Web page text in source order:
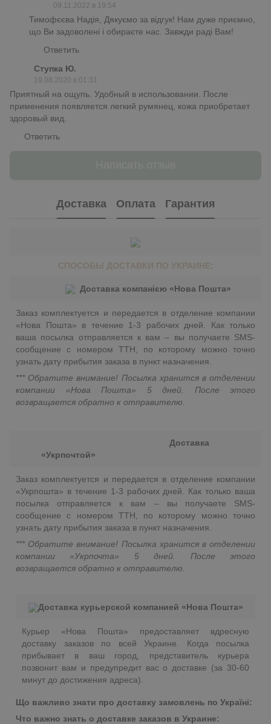
09.11.2022 в 19:54
Тимофєєва Надія, Дякуємо за відгук! Нам дуже приємно,
що Ви задоволені і обираєте нас. Завжди раді Вам!
Ответить
Ступка Ю.
19.08.2020 в 01:31
Приятный на ощупь. Удобный в использовании. После
применения появляется легкий румянец, кожа приобретает
здоровый вид.
Ответить
Доставка Оплата Гарантия
СПОСОБЫ ДОСТАВКИ ПО УКРАИНЕ:
Доставка компанією «Нова Пошта»
Заказ комплектуется и передается в отделение компании
«Нова Пошта» в течение 1-3 рабочих дней. Как только
ваша посылка отправляется к вам – вы получаете SMS-
сообщение с номером ТТН, по которому можно точно
узнать дату прибытия заказа в пункт назначения.
*** Обратите внимание! Посылка хранится в отделении
компании «Нова Пошта» 5 дней. После этого
возвращается обратно к отправителю.
Доставка
«Укрпочтой»
Заказ комплектуется и передается в отделение компании
«Укрпошта» в течение 1-3 рабочих дней. Как только ваша
посылка отправляется к вам – вы получаете SMS-
сообщение с номером ТТН, по которому можно точно
узнать дату прибытия заказа в пункт назначения.
*** Обратите внимание! Посылка хранится в отделении
компании «Укрпочта» 5 дней. После этого
возвращается обратно к отправителю.
Доставка курьерской компанией «Нова Пошта»
Курьер «Нова Пошта» предоставляет вдресную
доставку заказов по всей Украине. Когда посылка
прибывает в ваш город, представитель курьера
позвонит вам и предупредит вас о доставке (за 30-60
минут до достижения адреса).
Що важливо знати про доставку замовлень по Україні:
Что важно знать о доставке заказов в Украине: